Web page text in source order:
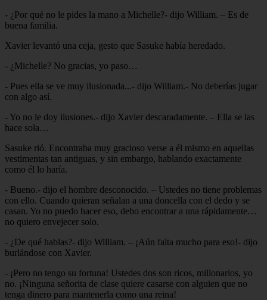
- ¿Por qué no le pides la mano a Michelle?- dijo William. – Es de
buena familia.
Xavier levantó una ceja, gesto que Sasuke había heredado.
- ¿Michelle? No gracias, yo paso…
- Pues ella se ve muy ilusionada...- dijo William.- No deberías jugar
con algo así.
- Yo no le doy ilusiones.- dijo Xavier descaradamente. – Ella se las
hace sola…
Sasuke rió. Encontraba muy gracioso verse a él mismo en aquellas
vestimentas tan antiguas, y sin embargo, hablando exactamente
como él lo haría.
- Bueno.- dijo el hombre desconocido. – Ustedes no tiene problemas
con ello. Cuando quieran señalan a una doncella con el dedo y se
casan. Yo no puedo hacer eso, debo encontrar a una rápidamente…
no quiero envejecer solo.
- ¿De qué hablas?- dijo William. – ¡Aún falta mucho para eso!- dijo
burlándose con Xavier.
- ¡Pero no tengo su fortuna! Ustedes dos son ricos, millonarios, yo
no. ¡Ninguna señorita de clase quiere casarse con alguien que no
tenga dinero para mantenerla como una reina!